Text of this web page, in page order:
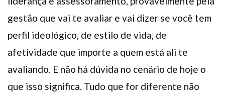
gestão que vai te avaliar e vai dizer se você tem
perfil ideológico, de estilo de vida, de
afetividade que importe a quem está ali te
avaliando. E não há dúvida no cenário de hoje o
que isso significa. Tudo que for diferente não